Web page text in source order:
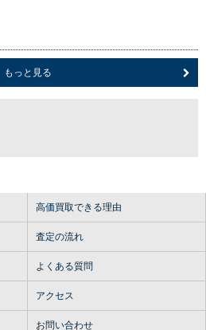
もっと見る
高価買取できる理由
査定の流れ
よくある質問
アクセス
お問い合わせ